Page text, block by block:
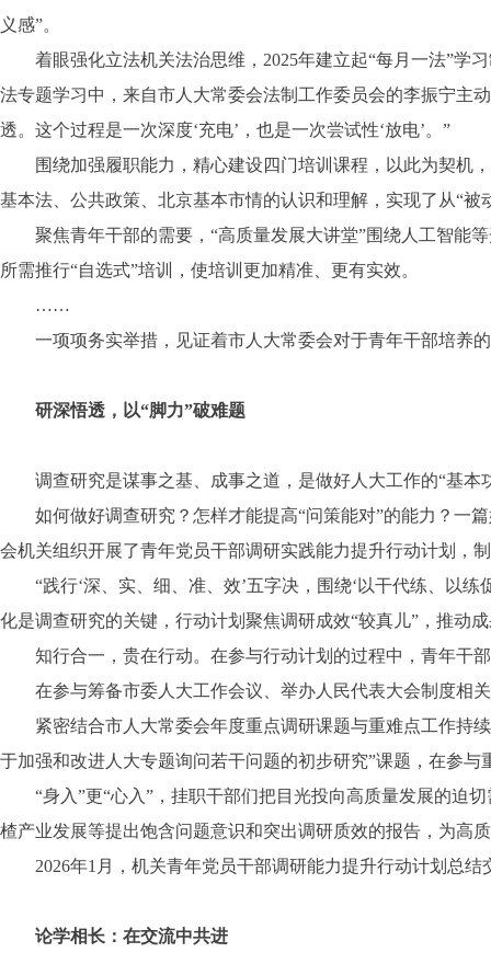
义感”。
着眼强化立法机关法治思维，2025年建立起“每月一法”学
法专题学习中，来自市人大常委会法制工作委员会的李振宁
透。这个过程是一次深度‘充电’，也是一次尝试性‘放电’。”
围绕加强履职能力，精心建设四门培训课程，以此为契机，
基本法、公共政策、北京基本市情的认识和理解，实现了从“被
聚焦青年干部的需要，“高质量发展大讲堂”围绕人工智能等
所需推行“自选式”培训，使培训更加精准、更有实效。
……
一项项务实举措，见证着市人大常委会对于青年干部培养的
研深悟透，以“脚力”破难题
调查研究是谋事之基、成事之道，是做好人大工作的“基本
如何做好调查研究？怎样才能提高“问策能对”的能力？一
会机关组织开展了青年党员干部调研实践能力提升行动计划，
“践行‘深、实、细、准、效’五字决，围绕‘以干代练、以练
化是调查研究的关键，行动计划聚焦调研成效“较真儿”，推动
知行合一，贵在行动。在参与行动计划的过程中，青年干
在参与筹备市委人大工作会议、举办人民代表大会制度相关
紧密结合市人大常委会年度重点调研课题与重难点工作持续
于加强和改进人大专题询问若干问题的初步研究”课题，在参与
“身入”更“心入”，挂职干部们把目光投向高质量发展的迫切
楂产业发展等提出饱含问题意识和突出调研质效的报告，为
2026年1月，机关青年党员干部调研能力提升行动计划总结
论学相长：在交流中共进